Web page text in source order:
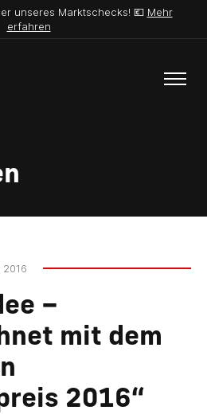
unseres Marktschecks! 💶 Mehr
erfahren
2016
–
mit dem
2016“